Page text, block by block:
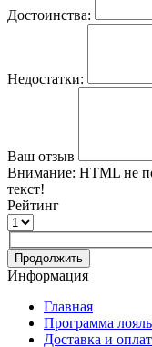
Достоинства:
Недостатки:
Ваш отзыв
Внимание: HTML не
текст!
Рейтинг
Продолжить
Информация
Главная
Программа
Доставка и